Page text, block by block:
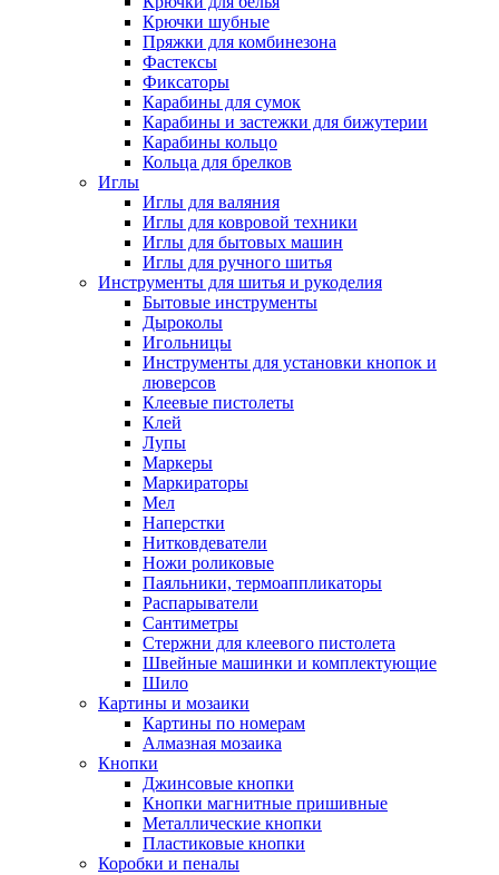
Крючки шубные
Пряжки для комбинезона
Фастексы
Фиксаторы
Карабины для сумок
Карабины и застежки для бижутерии
Карабины кольцо
Кольца для брелков
Иглы
Иглы для валяния
Иглы для ковровой техники
Иглы для бытовых машин
Иглы для ручного шитья
Инструменты для шитья и рукоделия
Бытовые инструменты
Дыроколы
Игольницы
Инструменты для установки кнопок и
люверсов
Клеевые пистолеты
Клей
Лупы
Маркеры
Маркираторы
Мел
Наперстки
Нитковдеватели
Ножи роликовые
Паяльники, термоаппликаторы
Распарыватели
Сантиметры
Стержни для клеевого пистолета
Швейные машинки и комплектующие
Шило
Картины и мозаики
Картины по номерам
Алмазная мозаика
Кнопки
Джинсовые кнопки
Кнопки магнитные пришивные
Металлические кнопки
Пластиковые кнопки
Коробки и пеналы